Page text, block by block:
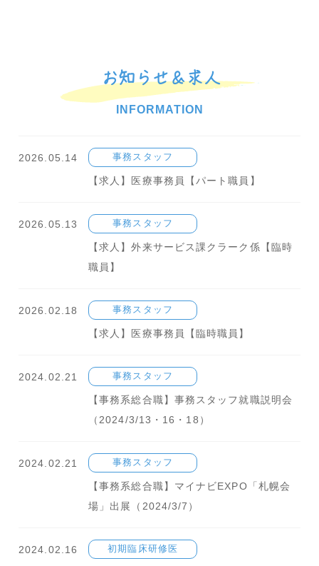
お知らせ＆求人
INFORMATION
2026.05.14 事務スタッフ
【求人】医療事務員【パート職員】
2026.05.13 事務スタッフ
【求人】外来サービス課クラーク係【臨時
職員】
2026.02.18 事務スタッフ
【求人】医療事務員【臨時職員】
2024.02.21 事務スタッフ
【事務系総合職】事務スタッフ就職説明会
（2024/3/13・16・18）
2024.02.21 事務スタッフ
【事務系総合職】マイナビEXPO「札幌会
場」出展（2024/3/7）
2024.02.16 初期臨床研修医